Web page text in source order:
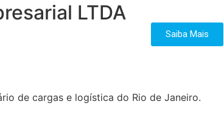
LTDA
Saiba Mais
de cargas e logística do Rio de Janeiro.